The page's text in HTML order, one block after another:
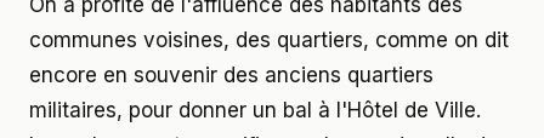
communes voisines, des quartiers, comme on dit
encore en souvenir des anciens quartiers
militaires, pour donner un bal à l'Hôtel de Ville.